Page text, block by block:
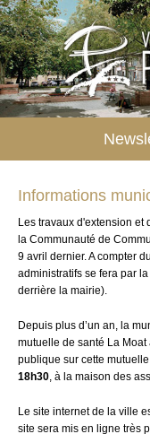
Informations
Les travaux d'extension
la Communauté de
9 avril dernier. A compter
administratifs se fera par
derrière la mairie).
Depuis plus d’un an, la
mutuelle de santé La
publique sur cette
18h30, à la maison des
Le site internet de la ville
site sera mis en ligne très